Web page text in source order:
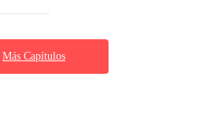
Más Capítulos